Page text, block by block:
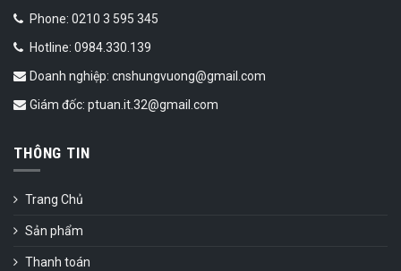
Phone: 0210 3 595 345
Hotline: 0984.330.139
Doanh nghiệp: cnshungvuong@gmail.com
Giám đốc: ptuan.it.32@gmail.com
THÔNG TIN
Trang Chủ
Sản phẩm
Thanh toán